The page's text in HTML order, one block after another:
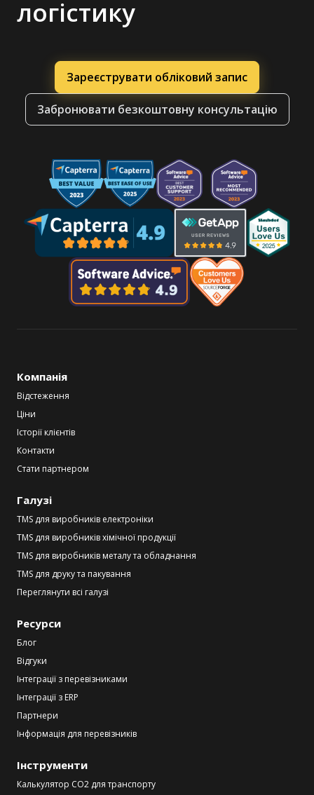
логістику
Зареєструвати обліковий запис
Забронювати безкоштовну консультацію
Компанія
Відстеження
Ціни
Історії клієнтів
Контакти
Стати партнером
Галузі
TMS для виробників електроніки
TMS для виробників хімічної продукції
TMS для виробників металу та обладнання
TMS для друку та пакування
Переглянути всі галузі
Ресурси
Блог
Відгуки
Інтеграції з перевізниками
Інтеграції з ERP
Партнери
Інформація для перевізників
Інструменти
Калькулятор CO2 для транспорту